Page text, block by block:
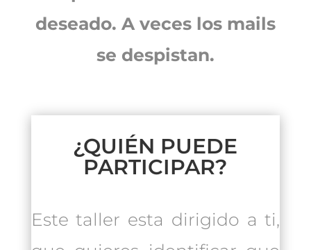
deseado. A veces los mails
se despistan.
¿QUIÉN PUEDE
PARTICIPAR?
Este taller esta dirigido a ti,